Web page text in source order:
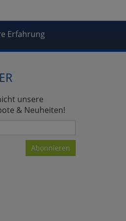
Erfahrung
unsere
& Neuheiten!
Abonnieren